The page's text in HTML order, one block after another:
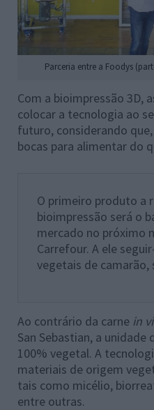
Parceria entre a Foodys
Com a bioimpressão 3D,
colocar a tecnologia ao
futuro, considerando
bocas para alimentar do
O primeiro produto a
bioimpressão será o
mercado no próximo
Carrefour. A ele
vegetais de camarão,
Ao contrário da carne in
San Sebastian, a
100% vegetal. A
materiais de origem
tais como micélio,
entre outras.